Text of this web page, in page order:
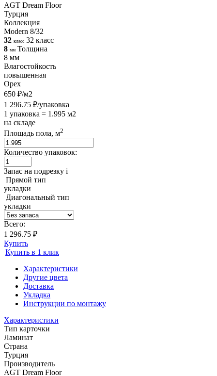
AGT Dream Floor
Турция
Коллекция
Modern 8/32
32 класс 32 класс
8 мм Толщина
8 мм
Влагостойкость
повышенная
Орех
650 ₽/м2
1 296.75 ₽/упаковка
1 упаковка = 1.995 м2
на складе
Площадь пола, м2
Количество упаковок:
Запас на подрезку i
Прямой тип
укладки
Диагональный тип
укладки
Всего:
1 296.75 ₽
Купить
Купить в 1 клик
Характеристики
Другие цвета
Доставка
Укладка
Инструкции по монтажу
Характеристики
Тип карточки
Ламинат
Страна
Турция
Производитель
AGT Dream Floor